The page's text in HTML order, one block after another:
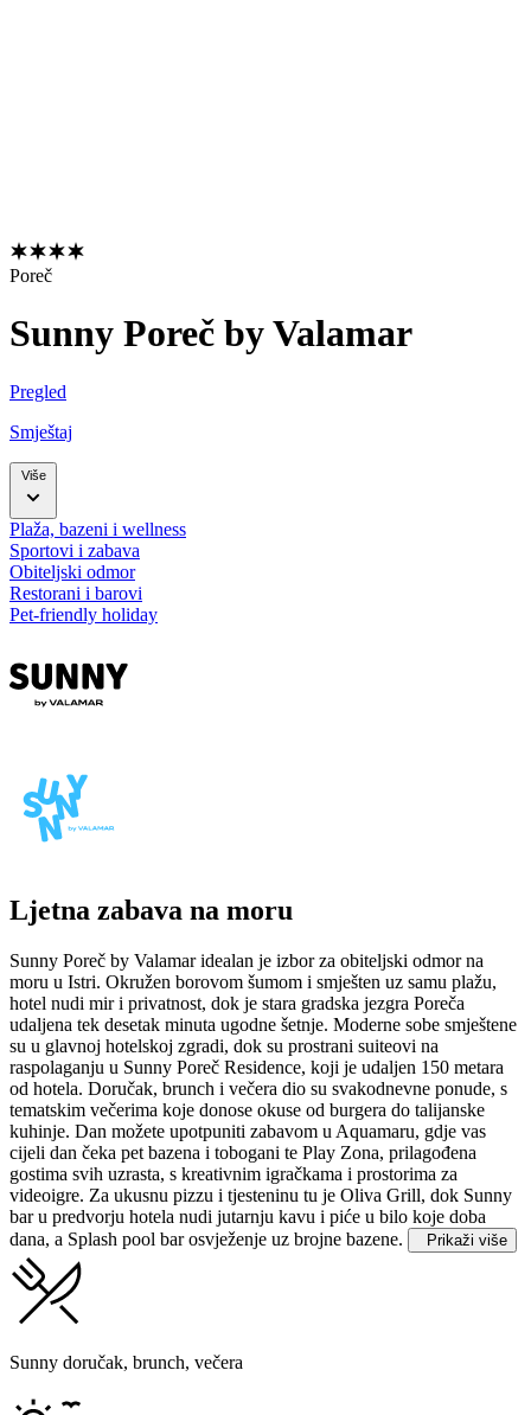
Poreč
Sunny Poreč by Valamar
Pregled
Smještaj
Više
Plaža, bazeni i wellness
Sportovi i zabava
Obiteljski odmor
Restorani i barovi
Pet-friendly holiday
Ljetna zabava na moru
Sunny Poreč by Valamar idealan je izbor za obiteljski odmor na
moru u Istri. Okružen borovom šumom i smješten uz samu plažu,
hotel nudi mir i privatnost, dok je stara gradska jezgra Poreča
udaljena tek desetak minuta ugodne šetnje. Moderne sobe smještene
su u glavnoj hotelskoj zgradi, dok su prostrani suiteovi na
raspolaganju u Sunny Poreč Residence, koji je udaljen 150 metara
od hotela. Doručak, brunch i večera dio su svakodnevne ponude, s
tematskim večerima koje donose okuse od burgera do talijanske
kuhinje. Dan možete upotpuniti zabavom u Aquamaru, gdje vas
cijeli dan čeka pet bazena i tobogani te Play Zona, prilagođena
gostima svih uzrasta, s kreativnim igračkama i prostorima za
videoigre. Za ukusnu pizzu i tjesteninu tu je Oliva Grill, dok Sunny
bar u predvorju hotela nudi jutarnju kavu i piće u bilo koje doba
dana, a Splash pool bar osvježenje uz brojne bazene.
Prikaži više
Sunny doručak, brunch, večera